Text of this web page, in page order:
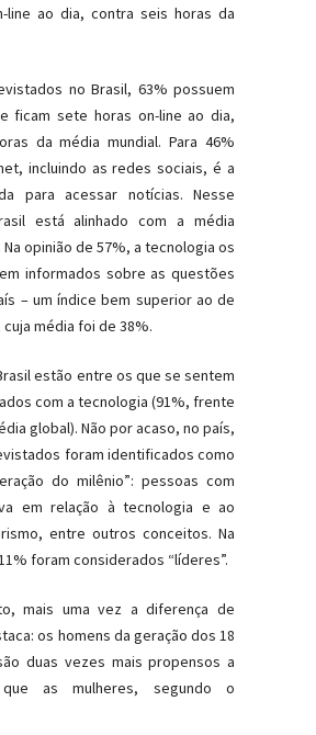
line ao dia, contra seis horas da
no Brasil, 63% possuem
ficam sete horas on-line ao dia,
da média mundial. Para 46%
incluindo as redes sociais, é a
para acessar notícias. Nesse
está alinhado com a média
Na opinião de 57%, a tecnologia os
informados sobre as questões
– um índice bem superior ao de
média foi de 38%.
estão entre os que se sentem
com a tecnologia (91%, frente
global). Não por acaso, no país,
foram identificados como
do milênio”: pessoas com
em relação à tecnologia e ao
entre outros conceitos. Na
foram considerados “líderes”.
mais uma vez a diferença de
os homens da geração dos 18
duas vezes mais propensos a
as mulheres, segundo o